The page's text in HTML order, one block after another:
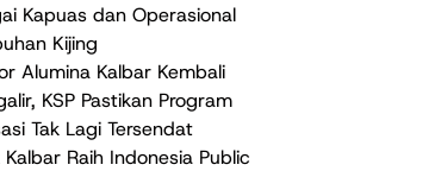
Kapuas dan Operasional
Kijing
Alumina Kalbar Kembali
KSP Pastikan Program
Tak Lagi Tersendat
Kalbar Raih Indonesia Public